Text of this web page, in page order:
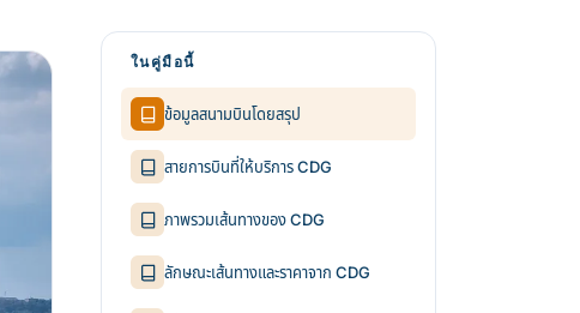
ในคู่มือนี้
ข้อมูลสนามบินโดยสรุป
สายการบินที่ให้บริการ CDG
ภาพรวมเส้นทางของ CDG
ลักษณะเส้นทางและราคาจาก CDG